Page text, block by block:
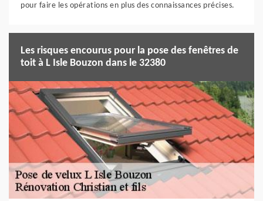
pour faire les opérations en plus des connaissances précises.
Les risques encourus pour la pose des fenêtres de
toit à L Isle Bouzon dans le 32380